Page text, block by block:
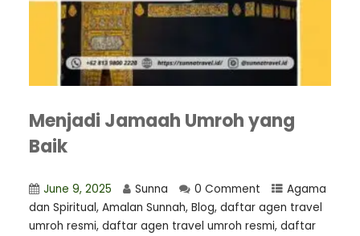
Menjadi Jamaah Umroh yang
Baik
June 9, 2025 Sunna 0 Comment
Agama
dan Spiritual, Amalan Sunnah, Blog, daftar agen travel
umroh resmi, ⁠daftar agen travel umroh resmi, daftar